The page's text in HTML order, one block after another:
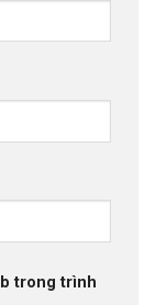
trong trình